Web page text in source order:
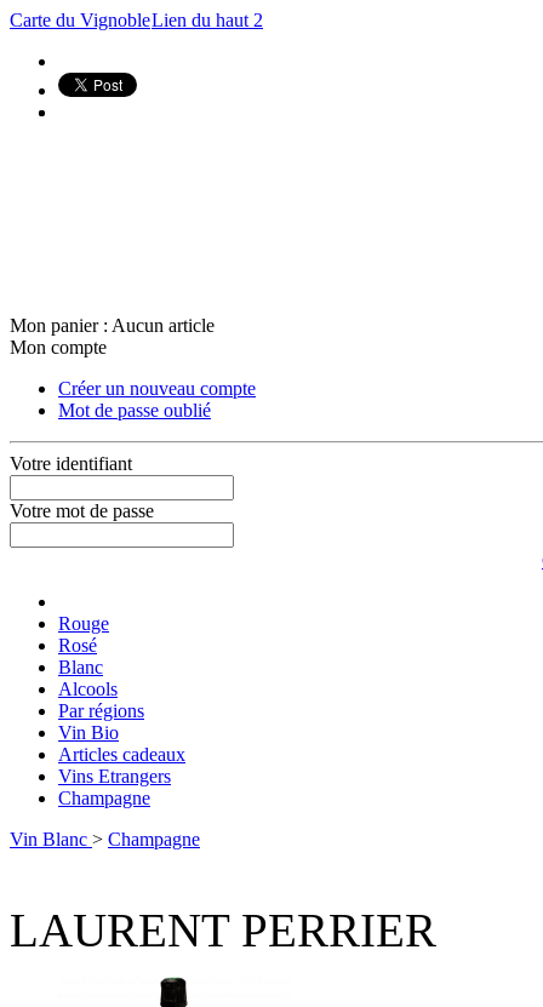
Carte du VignobleLien du haut 2
Mon panier : Aucun article
Mon compte
Créer un nouveau compte
Mot de passe oublié
Votre identifiant
Votre mot de passe
Rouge
Rosé
Blanc
Alcools
Par régions
Vin Bio
Articles cadeaux
Vins Etrangers
Champagne
Vin Blanc > Champagne
LAURENT PERRIER